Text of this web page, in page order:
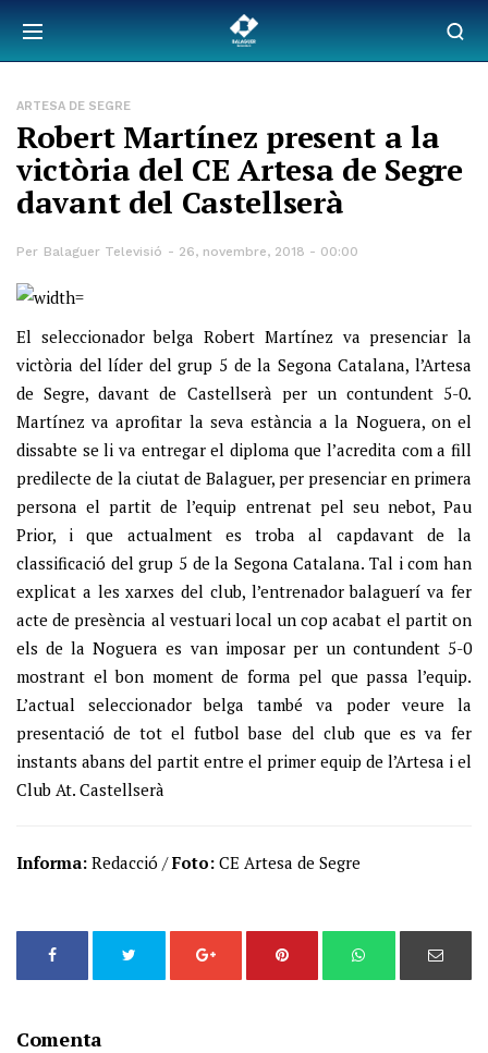
ARTESA DE SEGRE
Robert Martínez present a la
victòria del CE Artesa de Segre
davant del Castellserà
Per Balaguer Televisió 26, novembre, 2018 - 00:00
El seleccionador belga Robert Martínez va presenciar la
victòria del líder del grup 5 de la Segona Catalana, l’Artesa
de Segre, davant de Castellserà per un contundent 5-0.
Martínez va aprofitar la seva estància a la Noguera, on el
dissabte se li va entregar el diploma que l’acredita com a fill
predilecte de la ciutat de Balaguer, per presenciar en primera
persona el partit de l’equip entrenat pel seu nebot, Pau
Prior, i que actualment es troba al capdavant de la
classificació del grup 5 de la Segona Catalana. Tal i com han
explicat a les xarxes del club, l’entrenador balaguerí va fer
acte de presència al vestuari local un cop acabat el partit on
els de la Noguera es van imposar per un contundent 5-0
mostrant el bon moment de forma pel que passa l’equip.
L’actual seleccionador belga també va poder veure la
presentació de tot el futbol base del club que es va fer
instants abans del partit entre el primer equip de l’Artesa i el
Club At. Castellserà
Informa: Redacció /Foto: CE Artesa de Segre
Comenta